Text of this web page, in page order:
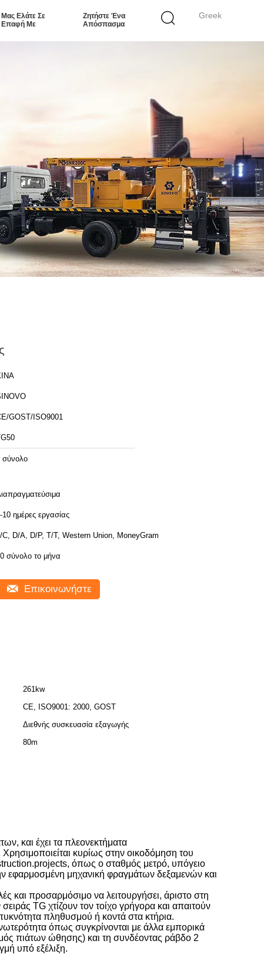
Greek
Μας Ελάτε Σε
Επαφή Με
Ζητήστε Ένα
Απόσπασμα
GOST/ISO9001
σύνολο
10 ημέρες εργασίας
C, D/A, D/P, T/T, Western Union, MoneyGram
σύνολο το μήνα
Επικοινωνήστε
261kw
CE, ISO9001: 2000, GOST
Διεθνής συσκευασία εξαγωγής
80m
και έχει τα πλεονεκτήματα
κυρίως στην οικοδόμηση του
όπως ο σταθμός μετρό, υπόγειο
εφαρμοσμένη μηχανική φραγμάτων δεξαμενών και
και προσαρμόσιμο να λειτουργήσει, άριστο στη
TG χτίζουν τον τοίχο γρήγορα και απαιτούν
πληθυσμού ή κοντά στα κτήρια.
όπως συγκρίνονται με άλλα εμπορικά
πιάτων ώθησης) και τη συνδέοντας ράβδο 2
υπό εξέλιξη.